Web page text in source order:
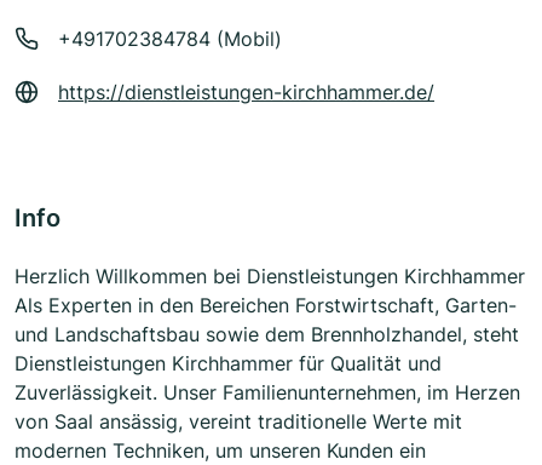
+491702384784 (Mobil)
https://dienstleistungen-kirchhammer.de/
Info
Herzlich Willkommen bei Dienstleistungen Kirchhammer
Als Experten in den Bereichen Forstwirtschaft, Garten-
und Landschaftsbau sowie dem Brennholzhandel, steht
Dienstleistungen Kirchhammer für Qualität und
Zuverlässigkeit. Unser Familienunternehmen, im Herzen
von Saal ansässig, vereint traditionelle Werte mit
modernen Techniken, um unseren Kunden ein